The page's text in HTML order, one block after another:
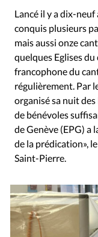
Lancé il y a dix-neuf
conquis plusieurs
mais aussi onze
quelques Eglises
francophone du
régulièrement. Par
organisé sa nuit des
de bénévoles
de Genève (EPG) a
de la prédication»,
Saint-Pierre.